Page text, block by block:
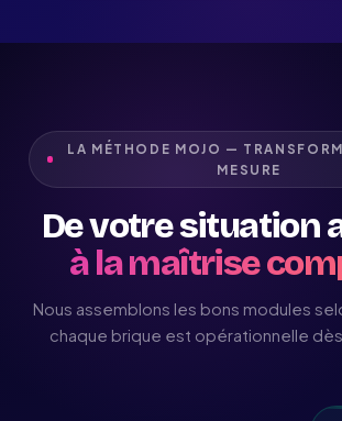
LA MÉTHODE MOJO —
MESURE
De votre situation
à la maîtrise
Nous assemblons les bons modules
chaque brique est opérationnelle